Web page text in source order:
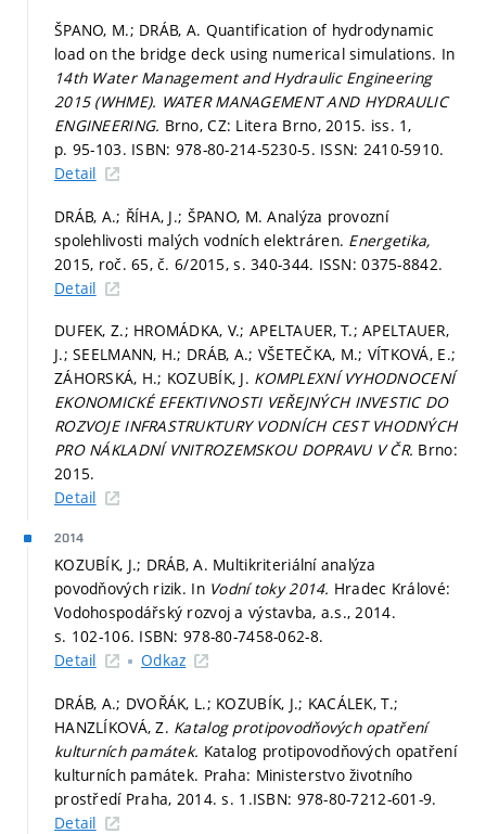
ŠPANO, M.; DRÁB, A. Quantification of hydrodynamic
load on the bridge deck using numerical simulations. In
14th Water Management and Hydraulic Engineering
2015 (WHME). WATER MANAGEMENT AND HYDRAULIC
ENGINEERING. Brno, CZ: Litera Brno, 2015. iss. 1,
p. 95-103. ISBN: 978-80-214-5230-5. ISSN: 2410-5910.
Detail
DRÁB, A.; ŘÍHA, J.; ŠPANO, M. Analýza provozní
spolehlivosti malých vodních elektráren. Energetika,
2015, roč. 65, č. 6/2015,s. 340-344. ISSN: 0375-8842.
Detail
DUFEK, Z.; HROMÁDKA, V.; APELTAUER, T.; APELTAUER,
J.; SEELMANN, H.; DRÁB, A.; VŠETEČKA, M.; VÍTKOVÁ, E.;
ZÁHORSKÁ, H.; KOZUBÍK, J. KOMPLEXNÍ VYHODNOCENÍ
EKONOMICKÉ EFEKTIVNOSTI VEŘEJNÝCH INVESTIC DO
ROZVOJE INFRASTRUKTURY VODNÍCH CEST VHODNÝCH
PRO NÁKLADNÍ VNITROZEMSKOU DOPRAVU V ČR. Brno:
2015.
Detail
2014
KOZUBÍK, J.; DRÁB, A. Multikriteriální analýza
povodňových rizik. In Vodní toky 2014. Hradec Králové:
Vodohospodářský rozvoj a výstavba, a.s., 2014.
s. 102-106. ISBN: 978-80-7458-062-8.
Detail
Odkaz
DRÁB, A.; DVOŘÁK, L.; KOZUBÍK, J.; KACÁLEK, T.;
HANZLÍKOVÁ, Z. Katalog protipovodňových opatření
kulturních památek. Katalog protipovodňových opatření
kulturních památek. Praha: Ministerstvo životního
prostředí Praha, 2014.s. 1.ISBN: 978-80-7212-601-9.
Detail